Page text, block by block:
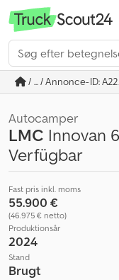
/ ... / Annonce-ID:
Autocamper
LMC Innovan
Verfügbar
Fast pris inkl. moms
55.900 €
(46.975 € netto)
Produktionsår
2024
Stand
Brugt